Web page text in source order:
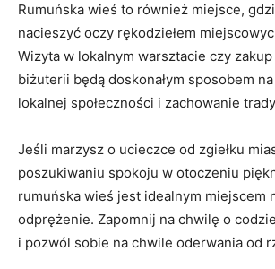
Rumuńska wieś to również ‌miejsce,
nacieszyć oczy rękodziełem
Wizyta w lokalnym warsztacie czy
biżuterii będą doskonałym sposobem
‌lokalnej społeczności i zachowanie
Jeśli marzysz o‌ ucieczce od zgiełku
poszukiwaniu ‌spokoju ⁢w otoczeniu
‍rumuńska⁤ wieś jest idealnym miejscem
odprężenie. Zapomnij na chwilę o⁣
i pozwól sobie na ⁢chwile oderwania od